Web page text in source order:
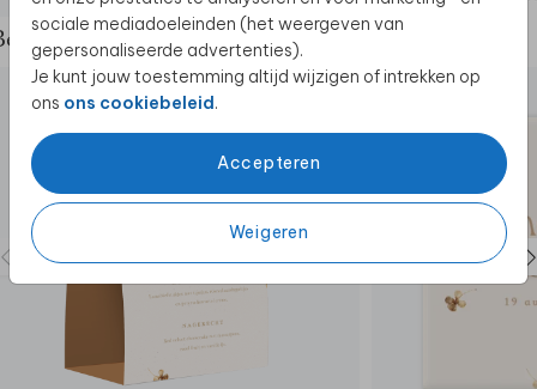
sociale mediadoeleinden (het weergeven van
gepersonaliseerde advertenties).
Je kunt jouw toestemming altijd wijzigen of intrekken op
ons ons cookiebeleid.
Accepteren
Weigeren
de complete set